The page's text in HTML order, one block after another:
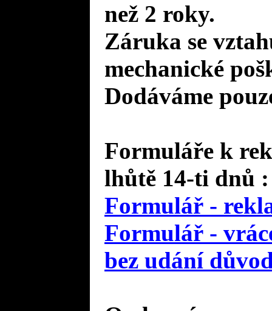
než 2 roky.
Záruka se
mechanické
Dodáváme
Formuláře k
lhůtě 14-ti dnů :
Formulář -
Formulář -
bez udání